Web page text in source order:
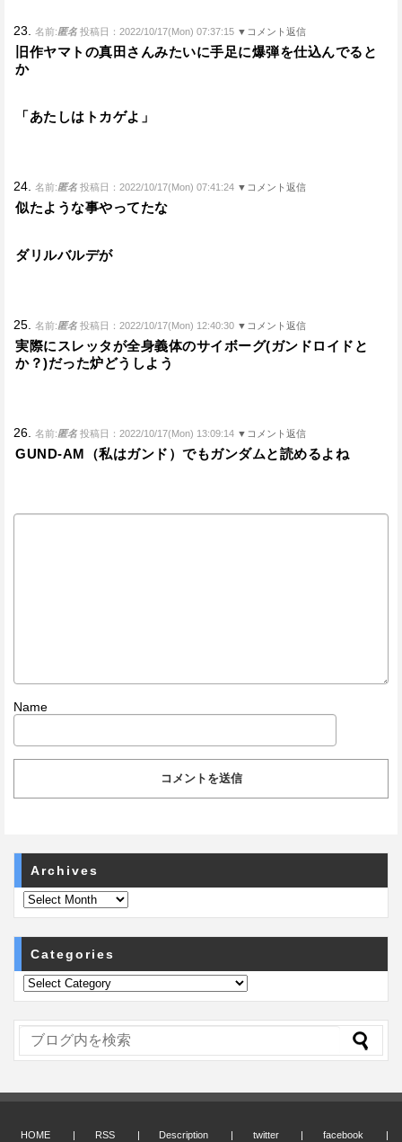
23. 名前:匿名 投稿日：2022/10/17(Mon) 07:37:15 ▼コメント返信
旧作ヤマトの真田さんみたいに手足に爆弾を仕込んでると
か
「あたしはトカゲよ」
24. 名前:匿名 投稿日：2022/10/17(Mon) 07:41:24 ▼コメント返信
似たような事やってたな
ダリルバルデが
25. 名前:匿名 投稿日：2022/10/17(Mon) 12:40:30 ▼コメント返信
実際にスレッタが全身義体のサイボーグ(ガンドロイドと
か？)だった炉どうしよう
26. 名前:匿名 投稿日：2022/10/17(Mon) 13:09:14 ▼コメント返信
GUND-AM（私はガンド）でもガンダムと読めるよね
Name
Archives
Categories
HOME RSS Description twitter facebook